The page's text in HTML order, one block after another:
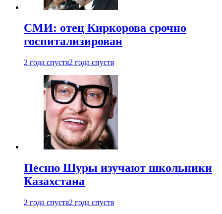
СМИ: отец Киркорова срочно
госпитализирован
2 года спустя2 года спустя
Песню Шуры изучают школьники
Казахстана
2 года спустя2 года спустя